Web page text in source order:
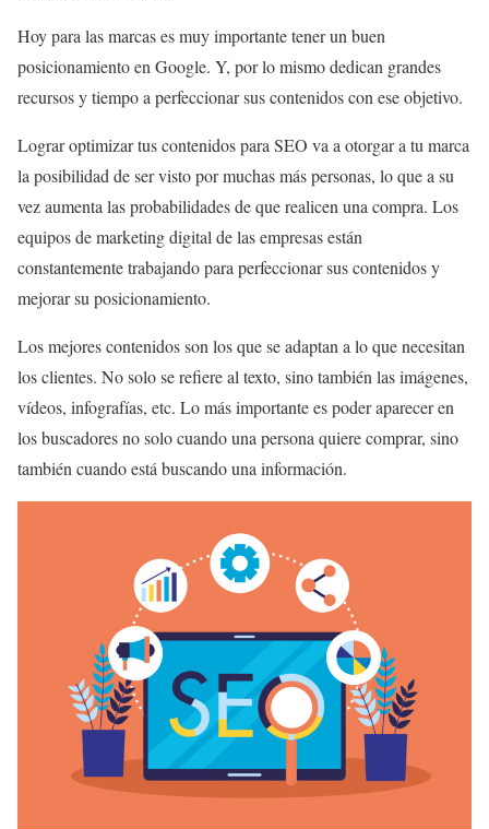
Hoy para las marcas es muy importante tener un buen
posicionamiento en Google. Y, por lo mismo dedican grandes
recursos y tiempo a perfeccionar sus contenidos con ese objetivo.
Lograr optimizar tus contenidos para SEO va a otorgar a tu marca
la posibilidad de ser visto por muchas más personas, lo que a su
vez aumenta las probabilidades de que realicen una compra. Los
equipos de marketing digital de las empresas están
constantemente trabajando para perfeccionar sus contenidos y
mejorar su posicionamiento.
Los mejores contenidos son los que se adaptan a lo que necesitan
los clientes. No solo se refiere al texto, sino también las imágenes,
vídeos, infografías, etc. Lo más importante es poder aparecer en
los buscadores no solo cuando una persona quiere comprar, sino
también cuando está buscando una información.